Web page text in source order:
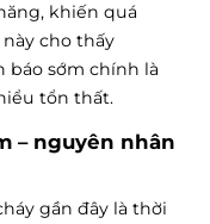
khiến quá
cho thấy
sớm chính là
tổn thất.
– nguyên nhân
gần đây là thời